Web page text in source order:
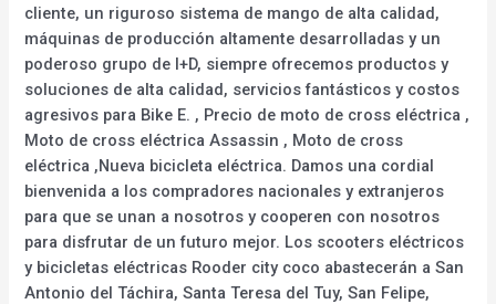
cliente, un riguroso sistema de mango de alta calidad,
máquinas de producción altamente desarrolladas y un
poderoso grupo de I+D, siempre ofrecemos productos y
soluciones de alta calidad, servicios fantásticos y costos
agresivos para Bike E. , Precio de moto de cross eléctrica ,
Moto de cross eléctrica Assassin , Moto de cross
eléctrica ,Nueva bicicleta eléctrica. Damos una cordial
bienvenida a los compradores nacionales y extranjeros
para que se unan a nosotros y cooperen con nosotros
para disfrutar de un futuro mejor. Los scooters eléctricos
y bicicletas eléctricas Rooder city coco abastecerán a San
Antonio del Táchira, Santa Teresa del Tuy, San Felipe,